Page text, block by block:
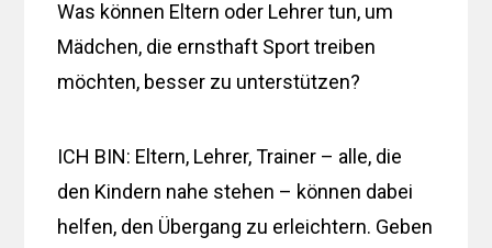
Was können Eltern oder Lehrer tun, um
Mädchen, die ernsthaft Sport treiben
möchten, besser zu unterstützen?
ICH BIN: Eltern, Lehrer, Trainer – alle, die
den Kindern nahe stehen – können dabei
helfen, den Übergang zu erleichtern. Geben